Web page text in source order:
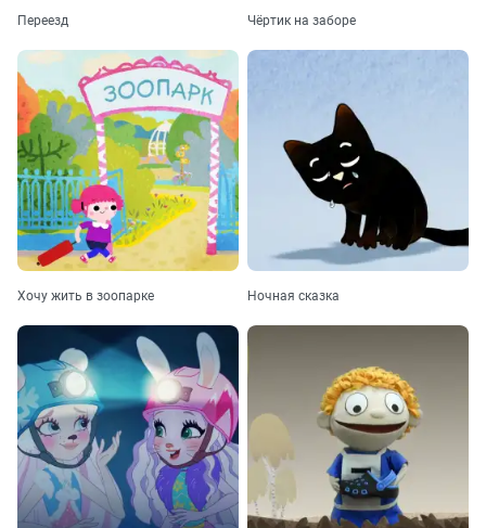
Переезд Чёртик на заборе
Хочу жить в зоопарке Ночная сказка